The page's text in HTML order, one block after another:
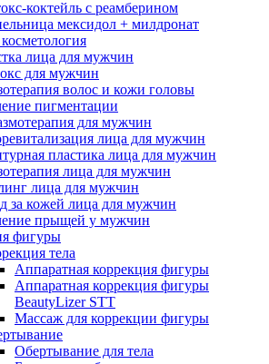
коктейль с реамберином
мексидол + милдронат
лица для мужчин
для мужчин
волос и кожи головы
пигментации
для мужчин
лица для мужчин
пластика лица для мужчин
лица для мужчин
лица для мужчин
за кожей лица для мужчин
прыщей у мужчин
фигуры
тела
Аппаратная коррекция фигуры
Аппаратная коррекция фигуры
BeautyLizer STT
Массаж для коррекции фигуры
Обертывание для тела